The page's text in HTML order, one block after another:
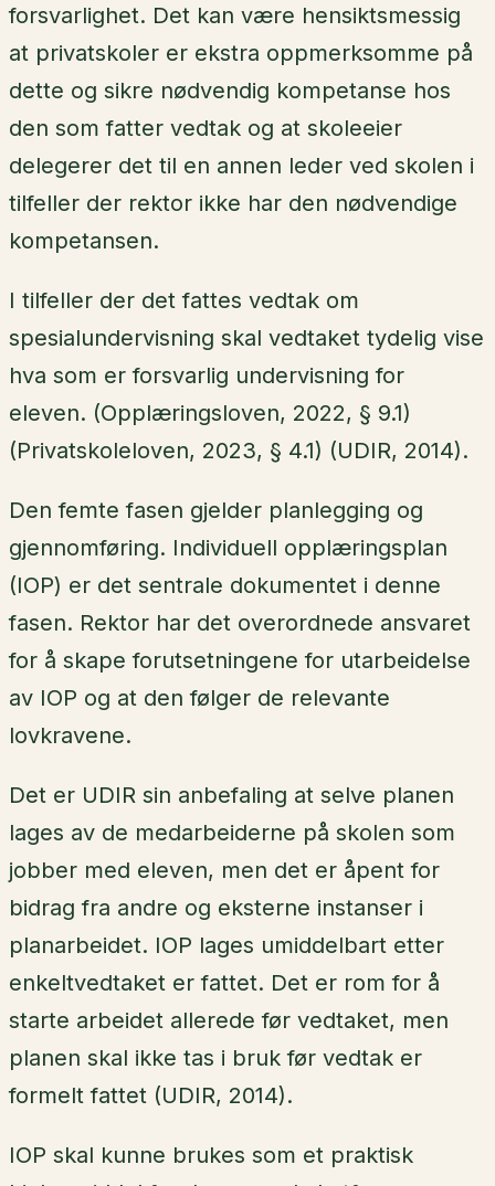
forsvarlighet. Det kan være hensiktsmessig
at privatskoler er ekstra oppmerksomme på
dette og sikre nødvendig kompetanse hos
den som fatter vedtak og at skoleeier
delegerer det til en annen leder ved skolen i
tilfeller der rektor ikke har den nødvendige
kompetansen.
I tilfeller der det fattes vedtak om
spesialundervisning skal vedtaket tydelig vise
hva som er forsvarlig undervisning for
eleven. (Opplæringsloven, 2022, § 9.1)
(Privatskoleloven, 2023, § 4.1) (UDIR, 2014).
Den femte fasen gjelder planlegging og
gjennomføring. Individuell opplæringsplan
(IOP) er det sentrale dokumentet i denne
fasen. Rektor har det overordnede ansvaret
for å skape forutsetningene for utarbeidelse
av IOP og at den følger de relevante
lovkravene.
Det er UDIR sin anbefaling at selve planen
lages av de medarbeiderne på skolen som
jobber med eleven, men det er åpent for
bidrag fra andre og eksterne instanser i
planarbeidet. IOP lages umiddelbart etter
enkeltvedtaket er fattet. Det er rom for å
starte arbeidet allerede før vedtaket, men
planen skal ikke tas i bruk før vedtak er
formelt fattet (UDIR, 2014).
IOP skal kunne brukes som et praktisk